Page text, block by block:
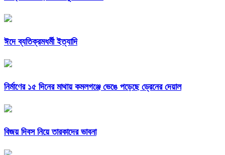
ঈদে ব্যতিক্রমধর্মী ইত্যাদি
নির্মাণের ১৫ দিনের মাথায় কমলগঞ্জে ভেঙে পড়েছে ড্রেনের দেয়াল
বিজয় দিবস নিয়ে তারকাদের ভাবনা